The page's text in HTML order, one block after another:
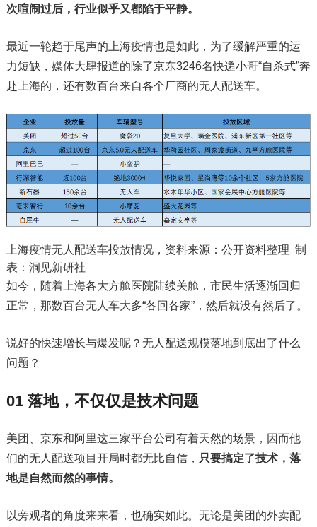
次喧闹过后，行业似乎又都陷于平静。
最近一轮趋于尾声的上海疫情也是如此，为了缓解严重的运
力短缺，媒体大肆报道的除了京东3246名快递小哥“自杀式”奔
赴上海的，还有数百台来自各个厂商的无人配送车。
上海疫情无人配送车投放情况，资料来源：公开资料整理 制
表：洞见新研社
如今，随着上海各大方舱医院陆续关舱，市民生活逐渐回归
正常，那数百台无人车大多“各回各家”，然后就没有然后了。
说好的快速增长与爆发呢？无人配送规模落地到底出了什么
问题？
01 落地，不仅仅是技术问题
美团、京东和阿里这三家平台公司有着天然的场景，因而他
们的无人配送项目开局时都无比自信， 只要搞定了技术，落
地是自然而然的事情。
以旁观者的角度来来看，也确实如此。无论是美团的外卖配